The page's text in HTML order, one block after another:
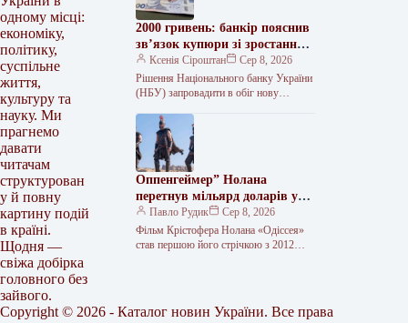
одному місці:
економіку,
політику,
суспільне
життя,
культуру та
науку. Ми
прагнемо
давати
читачам
структурован
у й повну
картину подій
в країні.
Щодня —
свіжа добірка
головного без
зайвого.
2000 гривень: банкір пояснив
зв’язок купюри зі зростанням
доходів громадян
Ксенія Сіроштан
Сер 8, 2026
Рішення Національного банку України
(НБУ) запровадити в обіг нову
гривень багатьма було сприйнято як
свідчення інфляції…
Оппенгеймер” Нолана
перетнув мільярд доларів у
прокаті
Павло Рудик
Сер 8, 2026
Фільм Крістофера Нолана «Одіссея»
став першою його стрічкою з 2012
Copyright © 2026 - Каталог новин України. Все права